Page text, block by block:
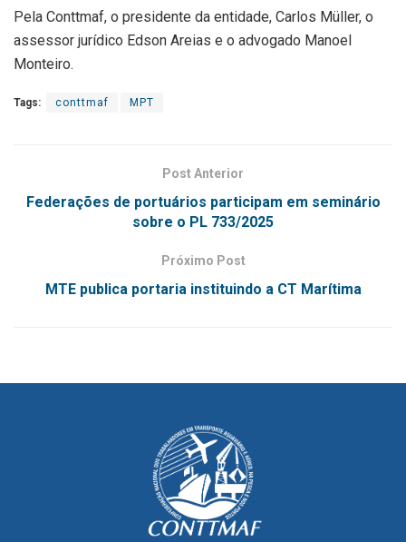
Pela Conttmaf, o presidente da entidade, Carlos Müller, o
assessor jurídico Edson Areias e o advogado Manoel
Monteiro.
Tags: conttmaf MPT
Post Anterior
Federações de portuários participam em seminário
sobre o PL 733/2025
Próximo Post
MTE publica portaria instituindo a CT Marítima